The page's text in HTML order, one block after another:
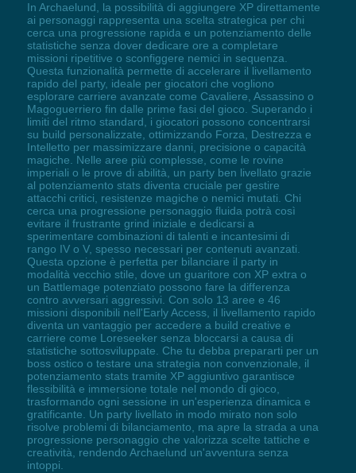
In Archaelund, la possibilità di aggiungere XP direttamente
ai personaggi rappresenta una scelta strategica per chi
cerca una progressione rapida e un potenziamento delle
statistiche senza dover dedicare ore a completare
missioni ripetitive o sconfiggere nemici in sequenza.
Questa funzionalità permette di accelerare il livellamento
rapido del party, ideale per giocatori che vogliono
esplorare carriere avanzate come Cavaliere, Assassino o
Magoguerriero fin dalle prime fasi del gioco. Superando i
limiti del ritmo standard, i giocatori possono concentrarsi
su build personalizzate, ottimizzando Forza, Destrezza e
Intelletto per massimizzare danni, precisione o capacità
magiche. Nelle aree più complesse, come le rovine
imperiali o le prove di abilità, un party ben livellato grazie
al potenziamento stats diventa cruciale per gestire
attacchi critici, resistenze magiche o nemici mutati. Chi
cerca una progressione personaggio fluida potrà così
evitare il frustrante grind iniziale e dedicarsi a
sperimentare combinazioni di talenti e incantesimi di
rango IV o V, spesso necessari per contenuti avanzati.
Questa opzione è perfetta per bilanciare il party in
modalità vecchio stile, dove un guaritore con XP extra o
un Battlemage potenziato possono fare la differenza
contro avversari aggressivi. Con solo 13 aree e 46
missioni disponibili nell'Early Access, il livellamento rapido
diventa un vantaggio per accedere a build creative e
carriere come Loreseeker senza bloccarsi a causa di
statistiche sottosviluppate. Che tu debba prepararti per un
boss ostico o testare una strategia non convenzionale, il
potenziamento stats tramite XP aggiuntivo garantisce
flessibilità e immersione totale nel mondo di gioco,
trasformando ogni sessione in un'esperienza dinamica e
gratificante. Un party livellato in modo mirato non solo
risolve problemi di bilanciamento, ma apre la strada a una
progressione personaggio che valorizza scelte tattiche e
creatività, rendendo Archaelund un'avventura senza
intoppi.